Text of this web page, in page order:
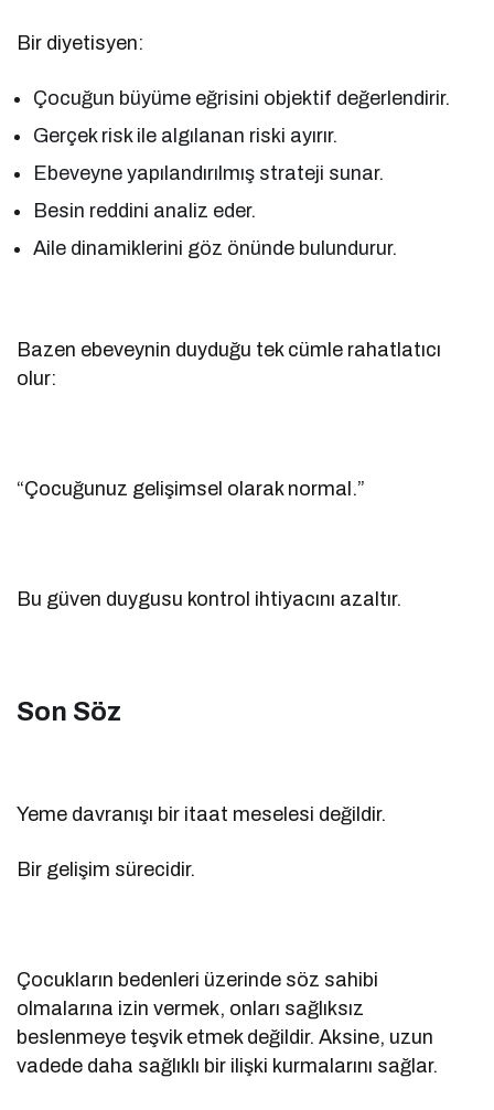
Bir diyetisyen:
Çocuğun büyüme eğrisini objektif değerlendirir.
Gerçek risk ile algılanan riski ayırır.
Ebeveyne yapılandırılmış strateji sunar.
Besin reddini analiz eder.
Aile dinamiklerini göz önünde bulundurur.
Bazen ebeveynin duyduğu tek cümle rahatlatıcı
olur:
“Çocuğunuz gelişimsel olarak normal.”
Bu güven duygusu kontrol ihtiyacını azaltır.
Son Söz
Yeme davranışı bir itaat meselesi değildir.
Bir gelişim sürecidir.
Çocukların bedenleri üzerinde söz sahibi
olmalarına izin vermek, onları sağlıksız
beslenmeye teşvik etmek değildir. Aksine, uzun
vadede daha sağlıklı bir ilişki kurmalarını sağlar.